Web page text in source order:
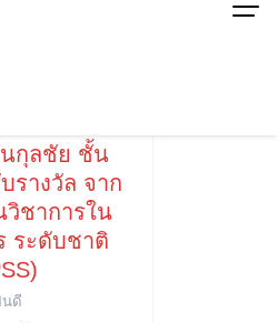
กุลชัย ชั้น
รางวัล จาก
วิชาการใน
ระดับชาติ
นดี